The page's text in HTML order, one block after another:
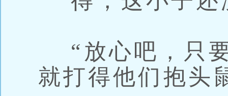
“放心吧，只
就打得他们抱头